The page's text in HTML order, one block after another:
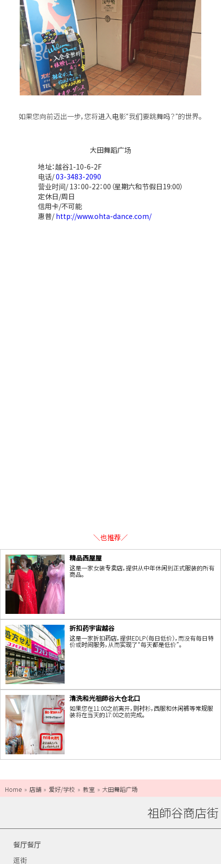
如果您向前迈出一步，您将进入电影“我们要跳舞吗？”的世界。
大田舞蹈广场
地址：越谷1-10-6-2F
电话/03-3483-2090
营业时间/ 13：00-22：00（星期六和节假日19:00）
定休日/周日
信用卡/不可能
惠普/http://www.ohta-dance.com/
＼也推荐／
精品西屋屋
这是一家女装专卖店，提供从中年休闲到正式服装的所有
商品。
折扣药宇宙越谷
这是一家折扣药店，提供EDLP（每日低价），而没有每日特
价或时间服务，从而实现了“每天都是低价”。
清洗和光祖師谷大仓北口
如果您在11:00之前离开，则衬衫，西服和休闲裤等常规服
装将在当天的17:00之前完成。
Home 店舗 爱好/学校 教室 大田舞蹈广场
祖師谷商店街
餐厅餐厅
逛街